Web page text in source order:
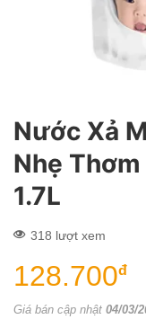
Nước Xả
Nhẹ
1.7L
318 lượt xem
128.700đ
Giá bán cập nhật 04/03/